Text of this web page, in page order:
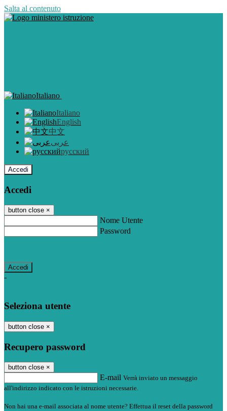
Salta al contenuto
Italiano
Italiano
English
中文
عربى
русский
Accedi
Accedi
button close ×
Nome Utente
Password
-
Seleziona utente
button close ×
Recupero password
button close ×
E-mail Verrà inviato un messaggio
all'indirizzo indicato con le istruzioni necessarie.
Non hai una e-mail associata al nome utente? Effettua il reset della password